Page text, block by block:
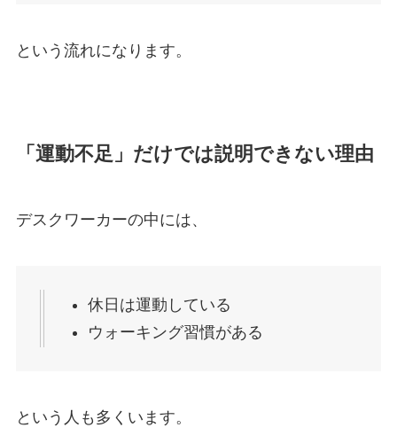
という流れになります。
「運動不足」だけでは説明できない理由
デスクワーカーの中には、
休日は運動している
ウォーキング習慣がある
という人も多くいます。